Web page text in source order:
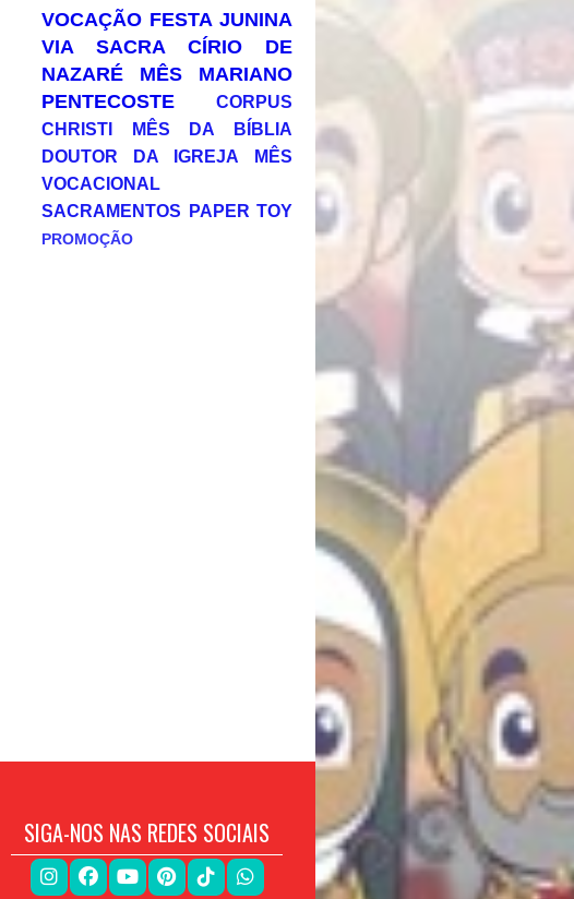
VOCAÇÃO FESTA JUNINA
VIA SACRA
CÍRIO DE
NAZARÉ
MÊS MARIANO
PENTECOSTE
CORPUS
CHRISTI
MÊS DA BÍBLIA
DOUTOR DA IGREJA
MÊS
VOCACIONAL
SACRAMENTOS PAPER TOY
PROMOÇÃO
SIGA-NOS NAS REDES SOCIAIS